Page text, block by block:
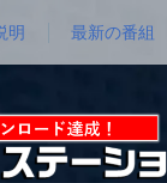
明 最新の番組